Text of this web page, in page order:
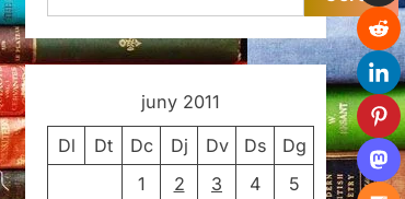
juny 2011
Dl Dt Dc Dj Dv Ds
Dg
1
2 3 4
5